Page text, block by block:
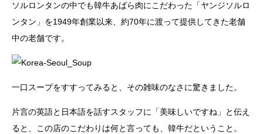
ソルロンタンの中でも韓牛あばら肉にこだわった「ヤンジソルロ
ンタン」を1949年創業以来、約70年に渡って提供してきた老舗
中の老舗です。
一口スープをすすってみると、その雑味のなさに驚きました。
片言の英語と日本語を話すスタッフに「美味しいですね」と伝え
ると、この店のこだわりは何と言っても、韓牛だということ。